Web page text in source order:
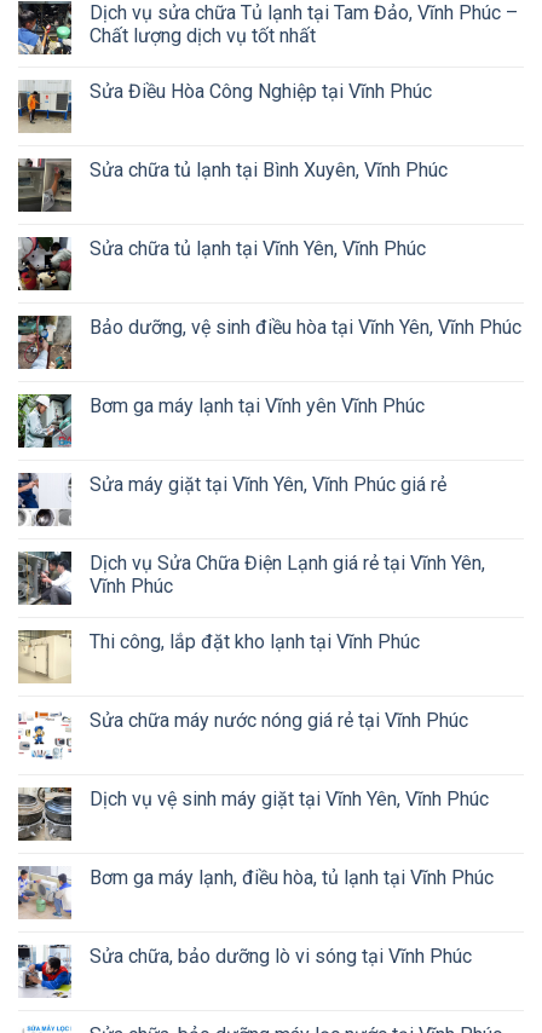
Dịch vụ sửa chữa Tủ lạnh tại Tam Đảo, Vĩnh Phúc –
Chất lượng dịch vụ tốt nhất
Sửa Điều Hòa Công Nghiệp tại Vĩnh Phúc
Sửa chữa tủ lạnh tại Bình Xuyên, Vĩnh Phúc
Sửa chữa tủ lạnh tại Vĩnh Yên, Vĩnh Phúc
Bảo dưỡng, vệ sinh điều hòa tại Vĩnh Yên, Vĩnh Phúc
Bơm ga máy lạnh tại Vĩnh yên Vĩnh Phúc
Sửa máy giặt tại Vĩnh Yên, Vĩnh Phúc giá rẻ
Dịch vụ Sửa Chữa Điện Lạnh giá rẻ tại Vĩnh Yên,
Vĩnh Phúc
Thi công, lắp đặt kho lạnh tại Vĩnh Phúc
Sửa chữa máy nước nóng giá rẻ tại Vĩnh Phúc
Dịch vụ vệ sinh máy giặt tại Vĩnh Yên, Vĩnh Phúc
Bơm ga máy lạnh, điều hòa, tủ lạnh tại Vĩnh Phúc
Sửa chữa, bảo dưỡng lò vi sóng tại Vĩnh Phúc